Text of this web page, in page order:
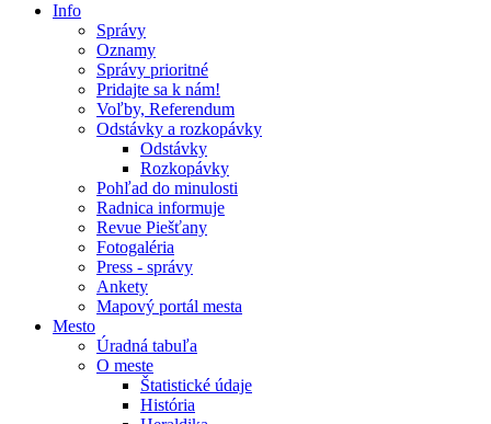
Info
Správy
Oznamy
Správy prioritné
Pridajte sa k nám!
Voľby, Referendum
Odstávky a rozkopávky
Odstávky
Rozkopávky
Pohľad do minulosti
Radnica informuje
Revue Piešťany
Fotogaléria
Press - správy
Ankety
Mapový portál mesta
Mesto
Úradná tabuľa
O meste
Štatistické údaje
História